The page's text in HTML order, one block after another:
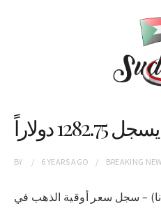
دولاراً
BY 6 YEARSAGO BREAKING
1-2019م (سونا) – سجل سعر أوقية الذهب في